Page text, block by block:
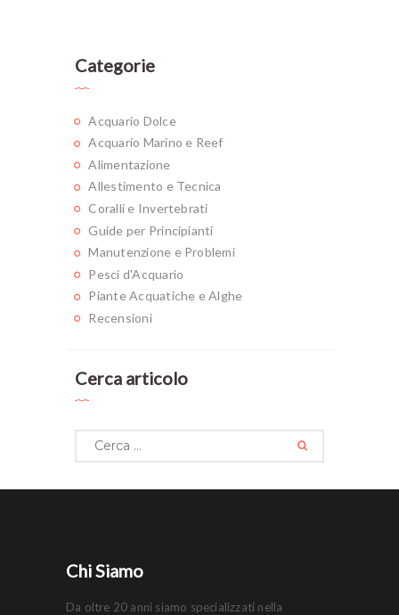
Categorie
Acquario Dolce
Acquario Marino e Reef
Alimentazione
Allestimento e Tecnica
Coralli e Invertebrati
Guide per Principianti
Manutenzione e Problemi
Pesci d'Acquario
Piante Acquatiche e Alghe
Recensioni
Cerca articolo
Ricerca
per:
Chi Siamo
Da oltre 20 anni siamo specializzati nella